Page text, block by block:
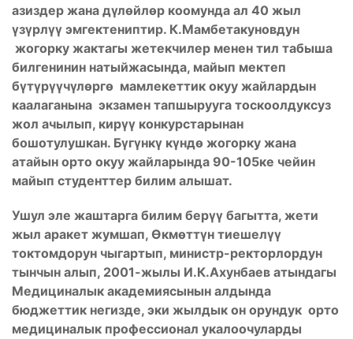
азиздер жана дүлөйлөр коомунда ал 40 жыл
үзүрлүү эмгектениптир. К.Мамбетакуновдун
жогорку жактагы жетекчилер менен тил табыша
билгенинин натыйжасында, майып мектеп
бүтүрүүчүлөргө мамлекеттик окуу жайлардын
каалаганына экзамен тапшырууга тоскоолдуксуз
жол ачылып, кирүү конкурстарынан
бошотулушкан. Бүгүнкү күндө жогорку жана
атайын орто окуу жайларында 90-105ке чейин
майып студенттер билим алышат.
Ушул эле жаштарга билим берүү багытта, жети
жыл аракет жумшап, Өкмөттүн тиешелүү
токтомдорун чыгартып, министр-ректорлордун
тынчын алып, 2001-жылы И.К.Ахунбаев атындагы
Медициналык академиясынын алдында
бюджеттик негизде, эки жылдык он орундук орто
медициналык профессионал укалоочуларды